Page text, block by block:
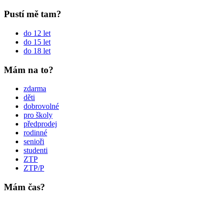
Pustí mě tam?
do 12 let
do 15 let
do 18 let
Mám na to?
zdarma
děti
dobrovolné
pro školy
předprodej
rodinné
senioři
studenti
ZTP
ZTP/P
Mám čas?